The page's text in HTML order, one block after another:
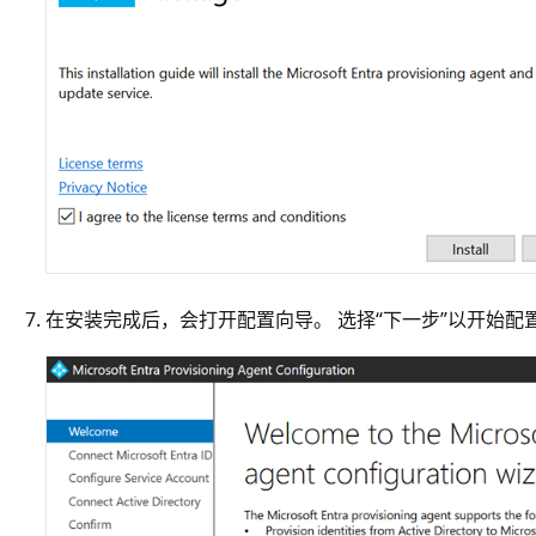
在安装完成后，会打开配置向导。 选择“下一步”以开始配